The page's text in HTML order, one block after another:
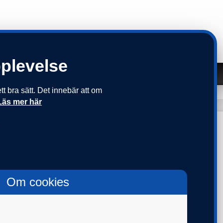
bra sätt. Det innebär att om
mer här
Om cookies
Om oss Kontakt
KAP-KL PPA 07 PPA 13 SKANDIAPLAN 2